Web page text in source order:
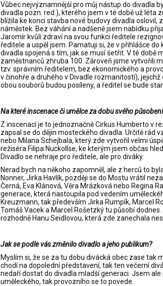
Vůbec nejvýznamnější pro můj nástup do divadla
divadla pozn. red.), kterého jsem v té době už léta
blížila ke konci stavba nové budovy divadla
náměstek. Bez váhání a nadšeně jsem nabídku
Jaromír kvůli zdraví na svou funkci ředitele
ředitele a uspěl jsem. Pamatuji si, že v přihlášce
divadla spojená s tím, jak se musí šetřit. V té době
zaměstnanců zhruba 100. Zároveň jsme vytvořili
tzv. správním ředitelem, bez ekonomického a
v činohře a druhého v Divadle rozmanitostí),
obou souborů budou posíleny, a ředitel se bude
Na které inscenace či umělce za dobu svého
Z inscenací je to jednoznačně Cirkus Humberto v
zapsal se do dějin mosteckého divadla. Určitě rád
nebo Milana Schejbala, který zde vytvořil velmi
režiséra Filipa Nuckollse, ke kterým jsem občas
Divadlo se nehraje pro ředitele, ale pro diváky.
Nerad bych na někoho zapomněl, ale z herců to
Nonner, Jirka Havlík, později se do Mostu vrátil
Černá, Eva Klánová, Věra Mrázková nebo Regina
generace, která nastoupila pod vedením
Kreuzmann, tak především Jirka Rumpík, Marcel
Tomáš Vacek a Marcel Rošetzký tu působí
rozhodně Hanu Seidlovou, která zde zanechala
Jak se podle vás změnilo divadlo a jeho publikum?
Myslím si, že se za tu dobu divácká obec zase tak
chodí na dopolední představení, tak ten večerní
nedaří dostat do divadla mladší generaci. Jsem
uměleckého, tak provozního se to povede.